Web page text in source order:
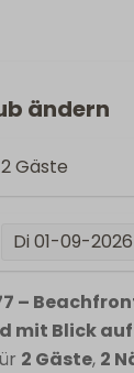
ändern
2 Gäste
Di 01-09-2026
–
mit Blick
2 Gäste, 2